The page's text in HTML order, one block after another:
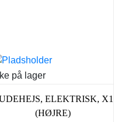
på lager
ELEKTRISK, X1
(HØJRE)